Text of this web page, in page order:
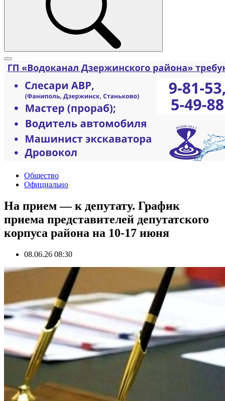
Общество
Официально
На прием — к депутату. График
приема представителей депутатского
корпуса района на 10-17 июня
08.06.26 08:30